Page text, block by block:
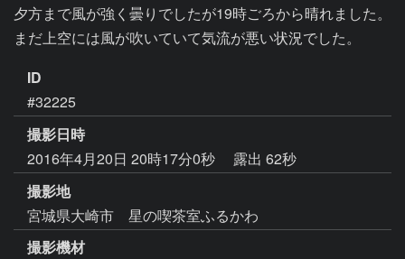
夕方まで風が強く曇りでしたが19時ごろから晴れました。
まだ上空には風が吹いていて気流が悪い状況でした。
ID
#32225
撮影日時
2016年4月20日 20時17分0秒
露出 62秒
撮影地
宮城県大崎市 星の喫茶室ふるかわ
撮影機材